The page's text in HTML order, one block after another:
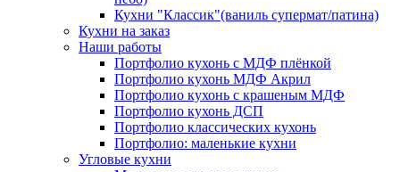
Кухни "Классик"(ваниль супермат/патина)
Кухни на заказ
Наши работы
Портфолио кухонь с МДФ плёнкой
Портфолио кухонь МДФ Акрил
Портфолио кухонь с крашеным МДФ
Портфолио кухонь ДСП
Портфолио классических кухонь
Портфолио: маленькие кухни
Угловые кухни